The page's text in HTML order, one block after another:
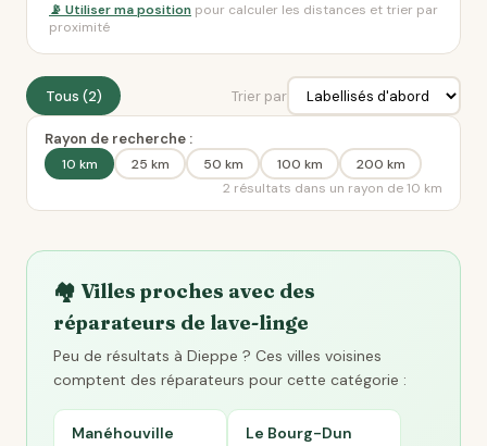
📡 Utiliser ma position pour calculer les distances et trier par
proximité
Tous (2) Trier par
Rayon de recherche :
10 km 25 km 50 km 100 km
200 km
2 résultats dans un rayon de 10 km
🏘️ Villes proches avec des
réparateurs de lave-linge
Peu de résultats à Dieppe ? Ces villes voisines
comptent des réparateurs pour cette catégorie :
Manéhouville Le Bourg-Dun